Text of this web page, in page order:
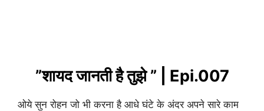
”शायद जानती है तुझे ” | Epi.007
ओये सुन रोहन जो भी करना है आधे घंटे के अंदर अपने सारे काम